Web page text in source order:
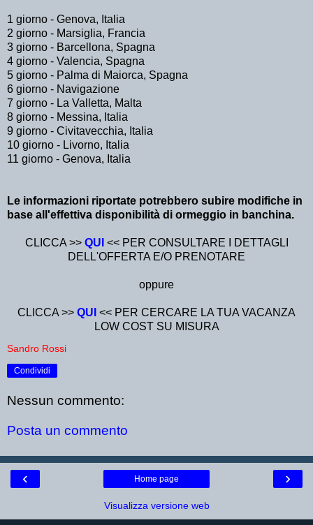
1 giorno - Genova, Italia
2 giorno - Marsiglia, Francia
3 giorno - Barcellona, Spagna
4 giorno - Valencia, Spagna
5 giorno - Palma di Maiorca, Spagna
6 giorno - Navigazione
7 giorno - La Valletta, Malta
8 giorno - Messina, Italia
9 giorno - Civitavecchia, Italia
10 giorno - Livorno, Italia
11 giorno - Genova, Italia
Le informazioni riportate potrebbero subire modifiche in
base all'effettiva disponibilità di ormeggio in banchina.
CLICCA >> QUI << PER CONSULTARE I DETTAGLI
DELL'OFFERTA E/O PRENOTARE
oppure
CLICCA >> QUI << PER CERCARE LA TUA VACANZA
LOW COST SU MISURA
Sandro Rossi
Condividi
Nessun commento:
Posta un commento
‹ ›
Home page
Visualizza versione web